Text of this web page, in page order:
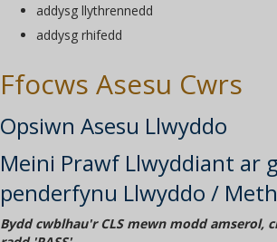
addysg llythrennedd
addysg rhifedd
Ffocws Asesu Cwrs
Opsiwn Asesu Llwyddo
Meini Prawf Llwyddiant ar
penderfynu Llwyddo /
Bydd cwblhau'r CLS mewn modd amserol,